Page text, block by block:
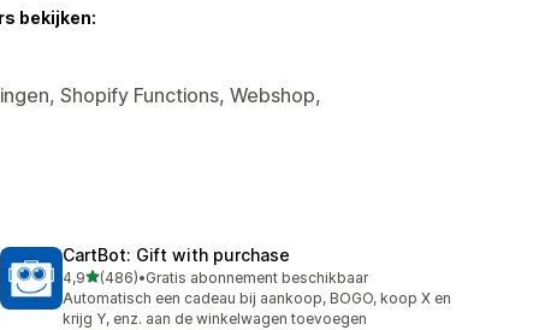
bekijken:
Shopify Functions, Webshop,
CartBot: Gift with purchase
4,9van 5 sterren
(486)
486 recensies in totaal
•Gratis abonnement beschikbaar
Automatisch een cadeau bij aankoop, BOGO, koop X en
krijg Y, enz. aan de winkelwagen toevoegen